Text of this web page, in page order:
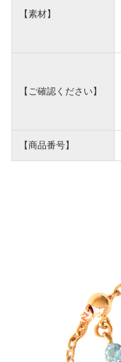
【素材】
【ご確認ください】
【商品番号】